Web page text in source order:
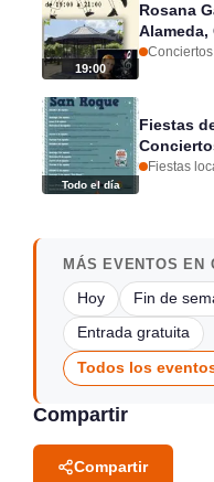
19:00
Rosana
Conciertos
Todo el día
Fiestas
Fiestas
MÁS EVENTOS EN
Hoy Fin de
Entrada gratuita
Todos los
Compartir
Compartir